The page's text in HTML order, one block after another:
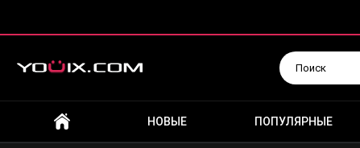
НОВЫЕ ПОПУЛЯРНЫЕ